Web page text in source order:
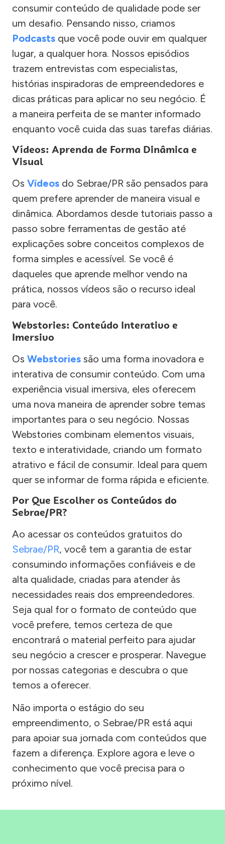
consumir conteúdo de qualidade pode ser
um desafio. Pensando nisso, criamos
Podcasts que você pode ouvir em qualquer
lugar, a qualquer hora. Nossos episódios
trazem entrevistas com especialistas,
histórias inspiradoras de empreendedores e
dicas práticas para aplicar no seu negócio. É
a maneira perfeita de se manter informado
enquanto você cuida das suas tarefas diárias.
Vídeos: Aprenda de Forma Dinâmica e
Visual
Os Vídeos do Sebrae/PR são pensados para
quem prefere aprender de maneira visual e
dinâmica. Abordamos desde tutoriais passo a
passo sobre ferramentas de gestão até
explicações sobre conceitos complexos de
forma simples e acessível. Se você é
daqueles que aprende melhor vendo na
prática, nossos vídeos são o recurso ideal
para você.
Webstories: Conteúdo Interativo e
Imersivo
Os Webstories são uma forma inovadora e
interativa de consumir conteúdo. Com uma
experiência visual imersiva, eles oferecem
uma nova maneira de aprender sobre temas
importantes para o seu negócio. Nossas
Webstories combinam elementos visuais,
texto e interatividade, criando um formato
atrativo e fácil de consumir. Ideal para quem
quer se informar de forma rápida e eficiente.
Por Que Escolher os Conteúdos do
Sebrae/PR?
Ao acessar os conteúdos gratuitos do
Sebrae/PR, você tem a garantia de estar
consumindo informações confiáveis e de
alta qualidade, criadas para atender às
necessidades reais dos empreendedores.
Seja qual for o formato de conteúdo que
você prefere, temos certeza de que
encontrará o material perfeito para ajudar
seu negócio a crescer e prosperar. Navegue
por nossas categorias e descubra o que
temos a oferecer.
Não importa o estágio do seu
empreendimento, o Sebrae/PR está aqui
para apoiar sua jornada com conteúdos que
fazem a diferença. Explore agora e leve o
conhecimento que você precisa para o
próximo nível.